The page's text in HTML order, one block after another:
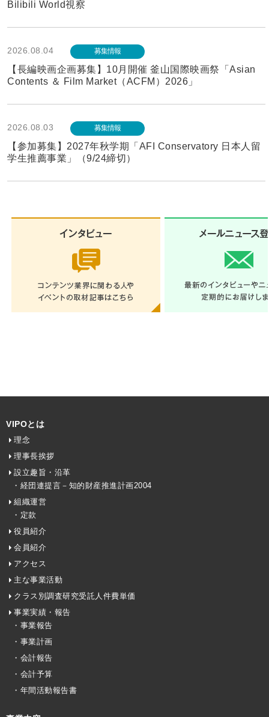
Bilibili World視察
2026.08.04 募集情報
【長編映画企画募集】10月開催 釜山国際映画祭「Asian
Contents ＆ Film Market（ACFM）2026」
2026.08.03 募集情報
【参加募集】2027年秋学期「AFI Conservatory 日本人留
学生推薦事業」（9/24締切）
VIPOとは
理念
理事長挨拶
設立趣旨・沿革
・経団連提言－知的財産推進計画2004
組織運営
・定款
役員紹介
会員紹介
アクセス
主な事業活動
クラス別調査研究受託人件費単価
事業実績・報告
・事業報告
・事業計画
・会計報告
・会計予算
・年間活動報告書